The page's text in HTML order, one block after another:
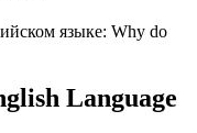
языке: Why do
Language